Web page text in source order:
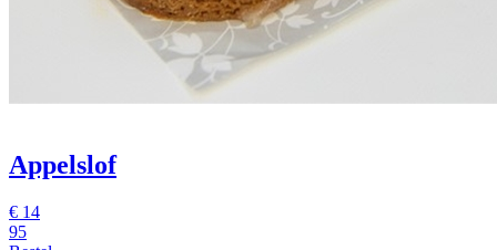
Appelslof
€ 14
95